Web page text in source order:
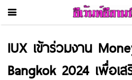
IUX เข้าร่วมงาน
Bangkok 2024 เพื่อเ